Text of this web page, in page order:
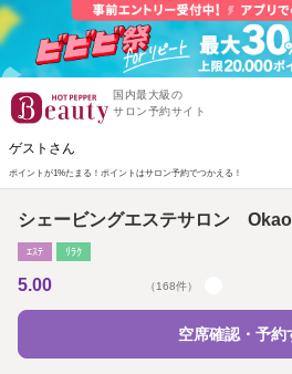
国内最大級の
サロン予約サイト
ゲストさん
ポイントが1%たまる！ ポイントはサロン予約でつかえる！
シェービングエステサロン
ｴｽﾃ ﾘﾗｸ
5.00 （168件）
空席確認・予約